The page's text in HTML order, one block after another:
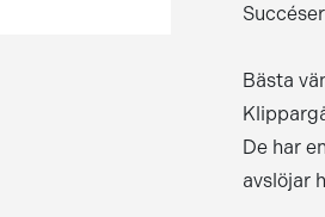
Bästa
De har
avslöjar